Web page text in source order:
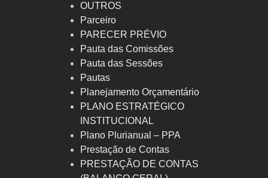
OUTROS
Parceiro
PARECER PRÉVIO
Pauta das Comissões
Pauta das Sessões
Pautas
Planejamento Orçamentário
PLANO ESTRATÉGICO
INSTITUCIONAL
Plano Plurianual – PPA
Prestação de Contas
PRESTAÇÃO DE CONTAS